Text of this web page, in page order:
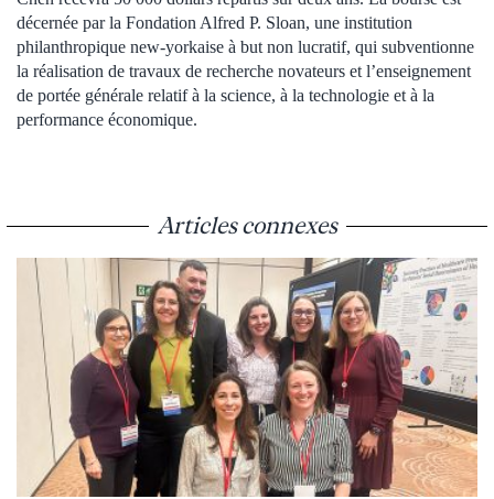
décernée par la Fondation Alfred P. Sloan, une institution
philanthropique new-yorkaise à but non lucratif, qui subventionne
la réalisation de travaux de recherche novateurs et l’enseignement
de portée générale relatif à la science, à la technologie et à la
performance économique.
Articles connexes